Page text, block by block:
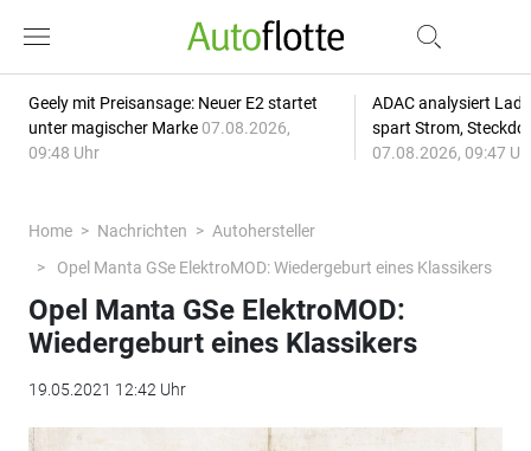
Geely mit Preisansage: Neuer E2 startet
unter magischer Marke 07.08.2026,
09:48 Uhr
ADAC analysiert
spart Strom,
07.08.2026, 09:47
Home Nachrichten
Autohersteller
Opel Manta GSe ElektroMOD: Wiedergeburt eines Klassikers
Opel Manta GSe ElektroMOD:
Wiedergeburt eines Klassikers
19.05.2021 12:42 Uhr